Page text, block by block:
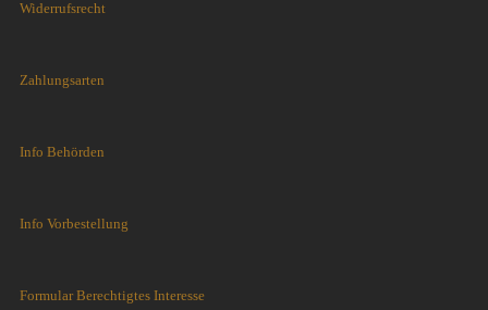
Widerrufsrecht
Zahlungsarten
Info Behörden
Info Vorbestellung
Formular Berechtigtes Interesse